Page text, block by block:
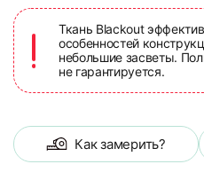
Ткань Blackout
особенностей
небольшие засветы.
не гарантируется.
Как замерить?